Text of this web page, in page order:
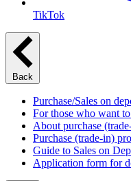
TikTok
Back
Purchase/Sales on
For those who want
About purchase
Purchase (trade-in)
Guide to Sales on
Application form for